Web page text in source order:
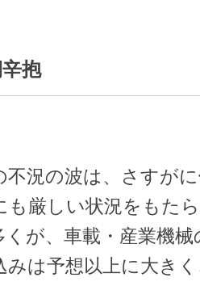
抱
不況の波は、さすが
も厳しい状況をもた
くが、車載・産業機
みは予想以上に大き